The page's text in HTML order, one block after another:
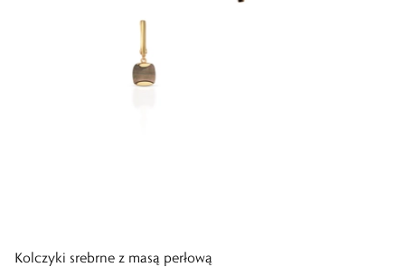
Kolczyki srebrne z masą perłową